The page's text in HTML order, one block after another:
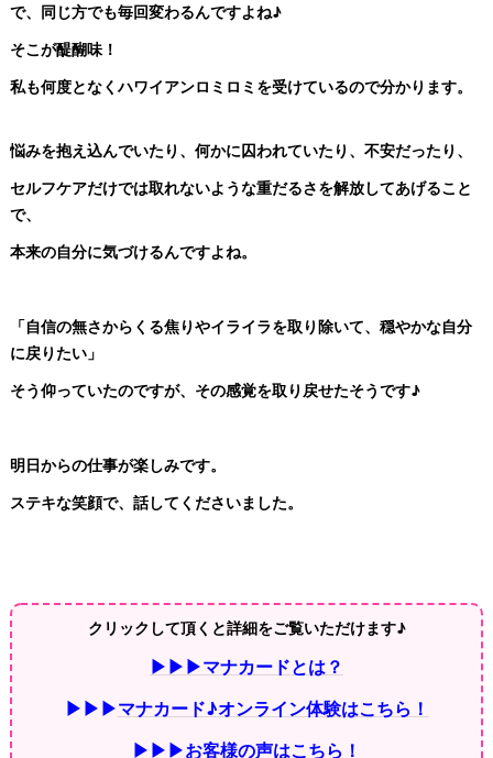
で、同じ方でも毎回変わるんですよね♪
そこが醍醐味！
私も何度となくハワイアンロミロミを受けているので分かります。
悩みを抱え込んでいたり、何かに囚われていたり、不安だったり、
セルフケアだけでは取れないような重だるさを解放してあげること
で、
本来の自分に気づけるんですよね。
「自信の無さからくる焦りやイライラを取り除いて、穏やかな自分
に戻りたい」
そう仰っていたのですが、その感覚を取り戻せたそうです♪
明日からの仕事が楽しみです。
ステキな笑顔で、話してくださいました。
クリックして頂くと詳細をご覧いただけます♪
▶▶▶マナカードとは？
▶▶▶マナカード♪オンライン体験はこちら！
▶▶▶お客様の声はこちら！